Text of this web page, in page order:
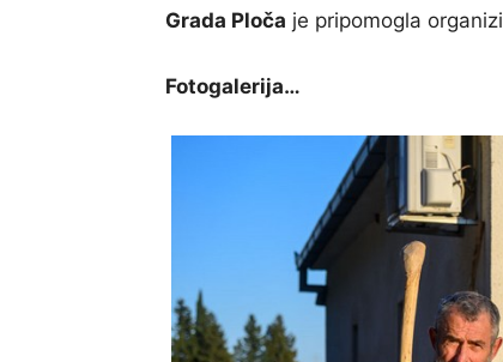
Grada Ploča je pripomogla
Fotogalerija…